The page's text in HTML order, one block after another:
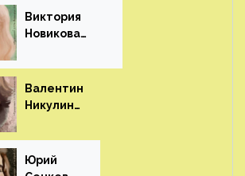
Виктория
Новикова
Валентин
Никулин
Юрий